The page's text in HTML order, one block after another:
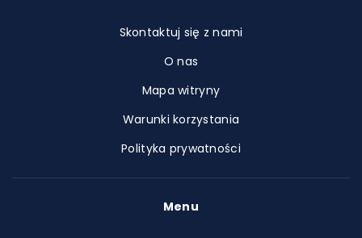
Skontaktuj się z nami
O nas
Mapa witryny
Warunki korzystania
Polityka prywatności
Menu